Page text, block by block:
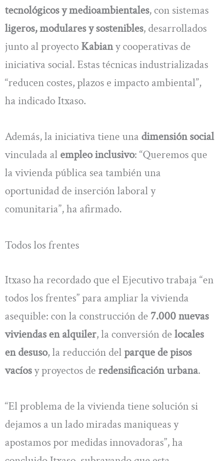
tecnológicos y medioambientales, con sistemas
ligeros, modulares y sostenibles, desarrollados
junto al proyecto Kabiany cooperativas de
iniciativa social. Estas técnicas industrializadas
“reducen costes, plazos e impacto ambiental”,
ha indicado Itxaso.
Además, la iniciativa tiene una dimensión social
vinculada al empleo inclusivo: “Queremos que
la vivienda pública sea también una
oportunidad de inserción laboral y
comunitaria”, ha afirmado.
Todos los frentes
Itxaso ha recordado que el Ejecutivo trabaja “en
todos los frentes” para ampliar la vivienda
asequible: con la construcción de 7.000 nuevas
viviendas en alquiler, la conversión de locales
en desuso, la reducción del parque de pisos
vacíosy proyectos de redensificación urbana.
“El problema de la vivienda tiene solución si
dejamos a un lado miradas maniqueas y
apostamos por medidas innovadoras”, ha